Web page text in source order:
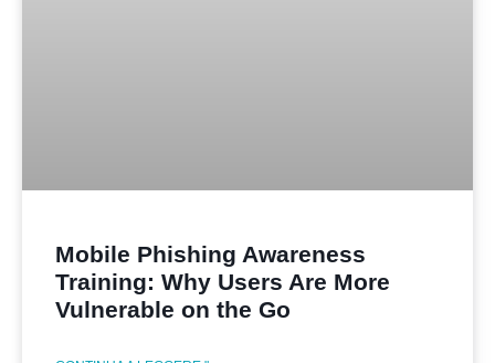
Mobile Phishing Awareness
Training: Why Users Are More
Vulnerable on the Go